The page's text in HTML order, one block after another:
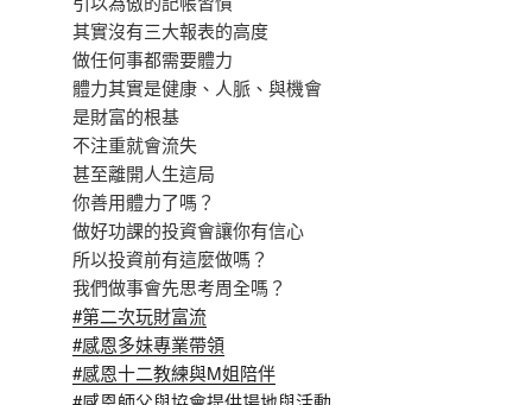
其實沒有三大報表的高度
做任何事都需要體力
體力其實是健康、人脈、與機會
是財富的根基
不注重就會流失
甚至離開人生這局
你善用體力了嗎？
做好功課的投資會讓你有信心
所以投資前有這麼做嗎？
我們做事會先思考周全嗎？
#第二次玩財富流
#感恩多妹專業帶領
#感恩十二教練與M姐陪伴